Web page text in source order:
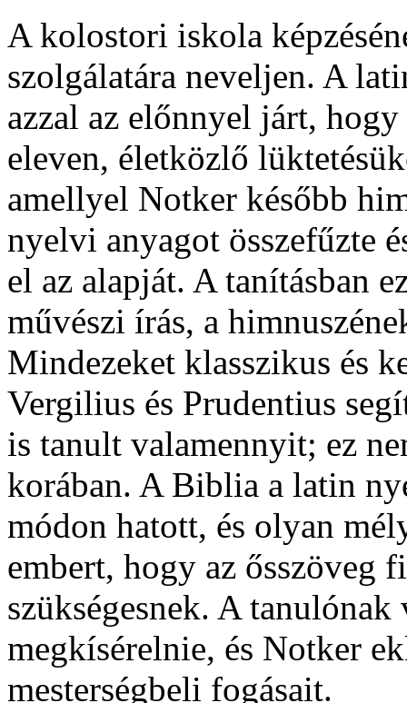
A kolostori iskola
szolgálatára neveljen. A
azzal az előnnyel járt,
eleven, életközlő
amellyel Notker később
nyelvi anyagot összefűzte
el az alapját. A tanításban
művészi írás, a
Mindezeket klasszikus és
Vergilius és Prudentius
is tanult valamennyit; ez
korában. A Biblia a latin
módon hatott, és olyan
embert, hogy az ősszöveg
szükségesnek. A
megkísérelnie, és Notker
mesterségbeli fogásait.